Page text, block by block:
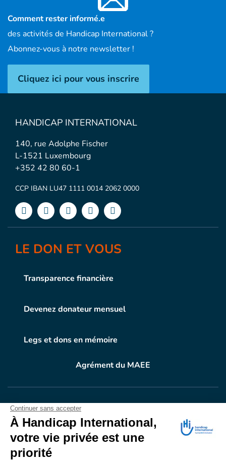
Comment rester informé.e
des activités de Handicap International ?
Abonnez-vous à notre newsletter !
Cliquez ici pour vous inscrire
HANDICAP INTERNATIONAL
140, rue Adolphe Fischer
L-1521 Luxembourg
+352 42 80 60-1
CCP IBAN LU47 1111 0014 2062 0000
LE DON ET VOUS
Transparence financière
Devenez donateur mensuel
Legs et dons en mémoire
Agrément du MAEE
VOTRE DONEN ACTION
Grâce à vous, en 2024, 604.716 personnes ont
bénéficié d’appareillage et d’activités de réadaptation.
Merci pour votre générosité.